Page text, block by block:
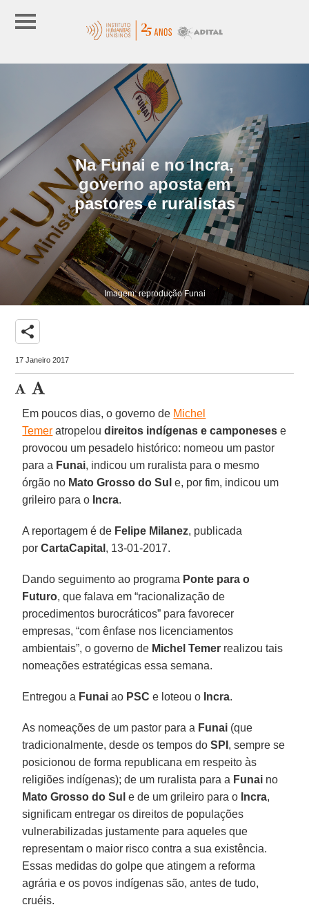
Na Funai e no Incra,
governo aposta em
pastores e ruralistas
Imagem: reprodução Funai
share
17 Janeiro 2017
Em poucos dias, o governo de Michel
Temer atropeloudireitos indígenas e camponeses e
provocou um pesadelo histórico: nomeou um pastor
para a Funai, indicou um ruralista para o mesmo
órgão no Mato Grosso do Sul e, por fim, indicou um
grileiro para o Incra.
A reportagem é de Felipe Milanez, publicada
porCartaCapital , 13-01-2017.
Dando seguimento ao programa Ponte para o
Futuro, que falava em “racionalização de
procedimentos burocráticos” para favorecer
empresas, “com ênfase nos licenciamentos
ambientais”, o governo de Michel Temer realizou tais
nomeações estratégicas essa semana.
Entregou a Funai ao PSC e loteou o Incra.
As nomeações de um pastor para a Funai (que
tradicionalmente, desde os tempos doSPI , sempre se
posicionou de forma republicana em respeito às
religiões indígenas); de um ruralista para a Funai no
Mato Grosso do Sul e de um grileiro para o Incra,
significam entregar os direitos de populações
vulnerabilizadas justamente para aqueles que
representam o maior risco contra a sua existência.
Essas medidas do golpe que atingem a reforma
agrária e os povos indígenas são, antes de tudo,
cruéis.